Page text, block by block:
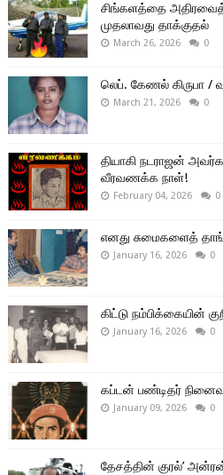
சிங்களத்தை
முதலாவது தாக்குதல்
March 26, 2026 0
லெப். கேணல் கிருபா /
March 21, 2026 0
தியாகி நடராஜன்
வீரவணக்க நாள்!
February 04, 2026 0
எனது சுமைகளைத்
January 16, 2026 0
கிட்டு நம்பிக்கையின்
January 16, 2026 0
கப்டன் பண்டிதர்
January 09, 2026 0
தேசத்தின் குரல்’